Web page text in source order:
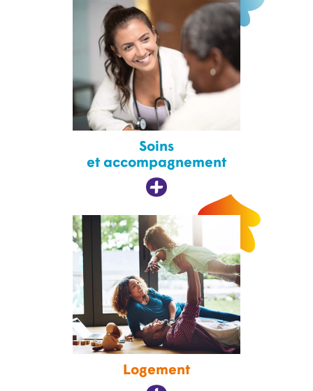
Soins
et accompagnement
Logement